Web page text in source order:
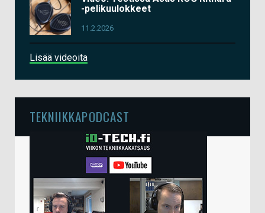
-pelikuulokkeet
11.2.2026
Lisää videoita
TEKNIIKKAPODCAST